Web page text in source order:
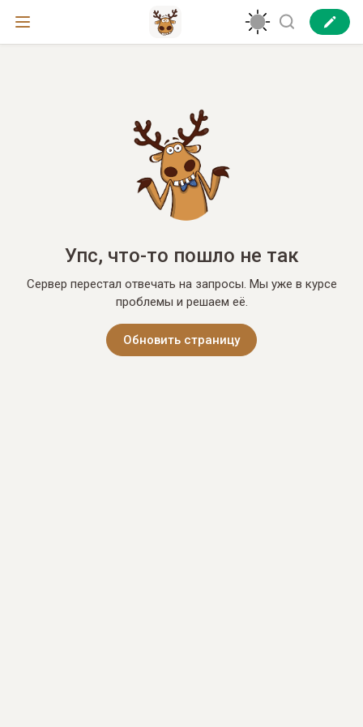
Упс, что-то пошло не так
Сервер перестал отвечать на запросы. Мы уже в курсе
проблемы и решаем её.
Обновить страницу